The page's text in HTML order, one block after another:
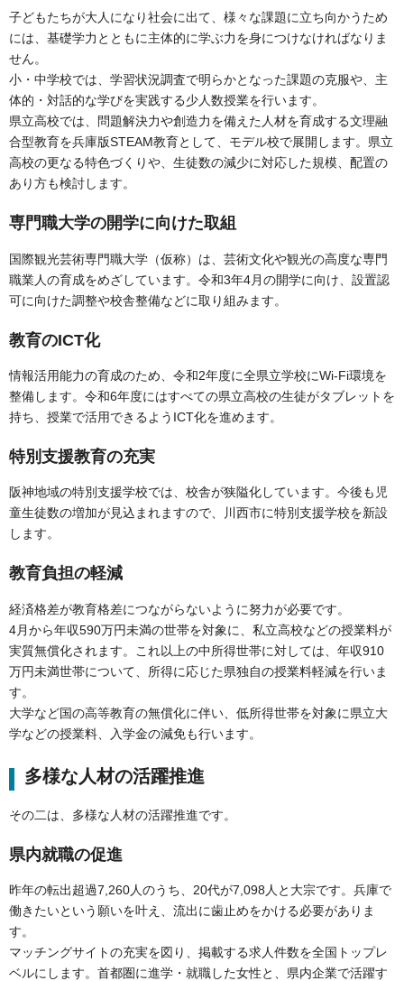
子どもたちが大人になり社会に出て、様々な課題に立ち向かうため
には、基礎学力とともに主体的に学ぶ力を身につけなければなりま
せん。
小・中学校では、学習状況調査で明らかとなった課題の克服や、主
体的・対話的な学びを実践する少人数授業を行います。
県立高校では、問題解決力や創造力を備えた人材を育成する文理融
合型教育を兵庫版STEAM教育として、モデル校で展開します。県立
高校の更なる特色づくりや、生徒数の減少に対応した規模、配置の
あり方も検討します。
専門職大学の開学に向けた取組
国際観光芸術専門職大学（仮称）は、芸術文化や観光の高度な専門
職業人の育成をめざしています。令和3年4月の開学に向け、設置認
可に向けた調整や校舎整備などに取り組みます。
教育のICT化
情報活用能力の育成のため、令和2年度に全県立学校にWi-Fi環境を
整備します。令和6年度にはすべての県立高校の生徒がタブレットを
持ち、授業で活用できるようICT化を進めます。
特別支援教育の充実
阪神地域の特別支援学校では、校舎が狭隘化しています。今後も児
童生徒数の増加が見込まれますので、川西市に特別支援学校を新設
します。
教育負担の軽減
経済格差が教育格差につながらないように努力が必要です。
4月から年収590万円未満の世帯を対象に、私立高校などの授業料が
実質無償化されます。これ以上の中所得世帯に対しては、年収910
万円未満世帯について、所得に応じた県独自の授業料軽減を行いま
す。
大学など国の高等教育の無償化に伴い、低所得世帯を対象に県立大
学などの授業料、入学金の減免も行います。
多様な人材の活躍推進
その二は、多様な人材の活躍推進です。
県内就職の促進
昨年の転出超過7,260人のうち、20代が7,098人と大宗です。兵庫で
働きたいという願いを叶え、流出に歯止めをかける必要がありま
す。
マッチングサイトの充実を図り、掲載する求人件数を全国トップレ
ベルにします。首都圏に進学・就職した女性と、県内企業で活躍す